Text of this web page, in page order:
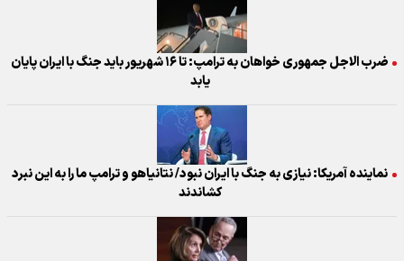
ضرب الاجل جمهوری خواهان به ترامپ: تا ۱۶ شهریور باید جنگ با ایران پایان
یابد
نماینده آمریکا: نیازی به جنگ با ایران نبود/ نتانیاهو و ترامپ ما را به این نبرد
کشاندند